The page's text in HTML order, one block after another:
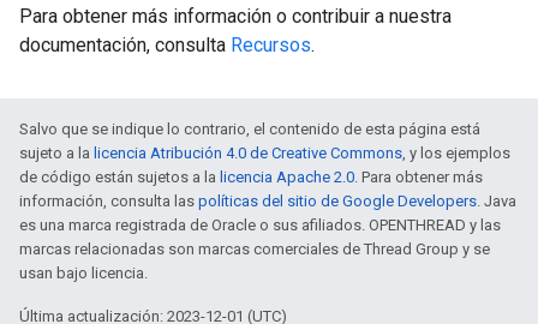
Para obtener más información o contribuir a nuestra
documentación, consulta Recursos.
Salvo que se indique lo contrario, el contenido de esta página está
sujeto a la licencia Atribución 4.0 de Creative Commons, y los ejemplos
de código están sujetos a la licencia Apache 2.0. Para obtener más
información, consulta las políticas del sitio de Google Developers. Java
es una marca registrada de Oracle o sus afiliados. OPENTHREAD y las
marcas relacionadas son marcas comerciales de Thread Group y se
usan bajo licencia.
Última actualización: 2023-12-01 (UTC)